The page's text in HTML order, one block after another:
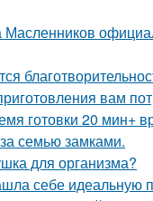
вам
готовки 20 мин+
семью замками.
для организма?
себе идеальную